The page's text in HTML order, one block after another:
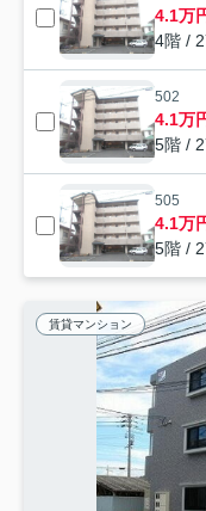
4.1万
4階 /
502
4.1万
5階 /
505
4.1万
5階 /
賃貸マンション